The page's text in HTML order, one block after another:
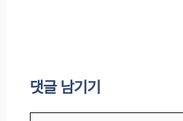
댓글 남기기